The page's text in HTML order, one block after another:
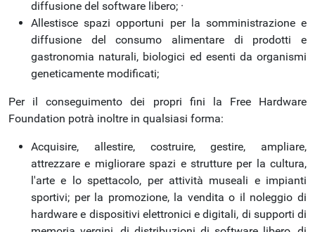
diffusione del software libero; ·
Allestisce spazi opportuni per la somministrazione e
diffusione del consumo alimentare di prodotti e
gastronomia naturali, biologici ed esenti da organismi
geneticamente modificati;
Per il conseguimento dei propri fini la Free Hardware
Foundation potrà inoltre in qualsiasi forma:
Acquisire, allestire, costruire, gestire, ampliare,
attrezzare e migliorare spazi e strutture per la cultura,
l'arte e lo spettacolo, per attività museali e impianti
sportivi; per la promozione, la vendita o il noleggio di
hardware e dispositivi elettronici e digitali, di supporti di